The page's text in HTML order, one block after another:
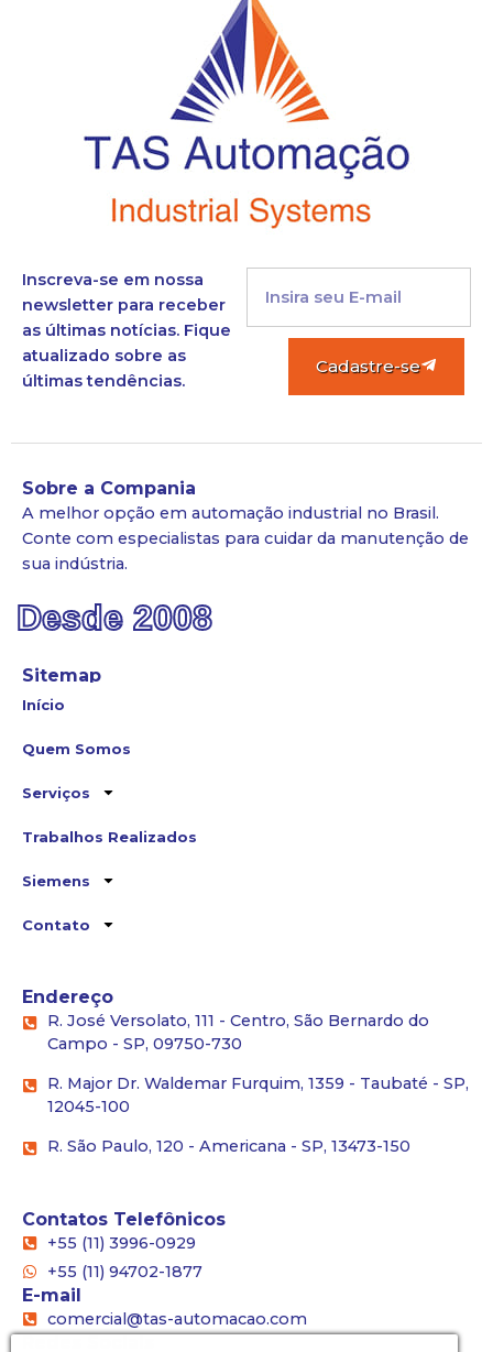
Inscreva-se em nossa
newsletter para receber
as últimas notícias. Fique
atualizado sobre as
últimas tendências.
Cadastre-se
Sobre a Compania
A melhor opção em automação industrial no Brasil.
Conte com especialistas para cuidar da manutenção de
sua indústria.
Desde 2008
Sitemap
Início
Quem Somos
Serviços
Trabalhos Realizados
Siemens
Contato
Endereço
R. José Versolato, 111 - Centro, São Bernardo do
Campo - SP, 09750-730
R. Major Dr. Waldemar Furquim, 1359 - Taubaté - SP,
12045-100
R. São Paulo, 120 - Americana - SP, 13473-150
Contatos Telefônicos
+55 (11) 3996-0929
+55 (11) 94702-1877
E-mail
comercial@tas-automacao.com